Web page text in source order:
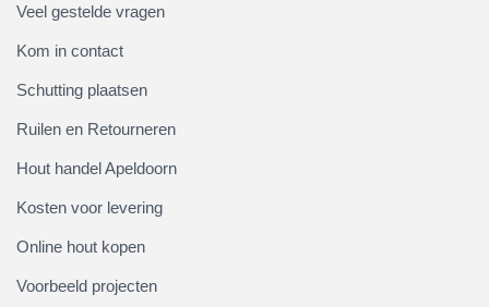
Veel gestelde vragen
Kom in contact
Schutting plaatsen
Ruilen en Retourneren
Hout handel Apeldoorn
Kosten voor levering
Online hout kopen
Voorbeeld projecten